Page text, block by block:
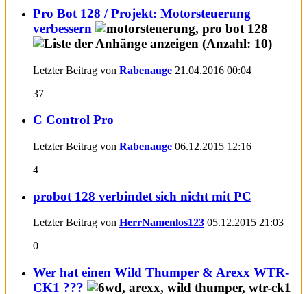
Pro Bot 128 / Projekt: Motorsteuerung
verbessern
Letzter Beitrag von Rabenauge 21.04.2016 00:04
37
C Control Pro
Letzter Beitrag von Rabenauge 06.12.2015 12:16
4
probot 128 verbindet sich nicht mit PC
Letzter Beitrag von HerrNamenlos123 05.12.2015 21:03
0
Wer hat einen Wild Thumper & Arexx WTR-
CK1 ???